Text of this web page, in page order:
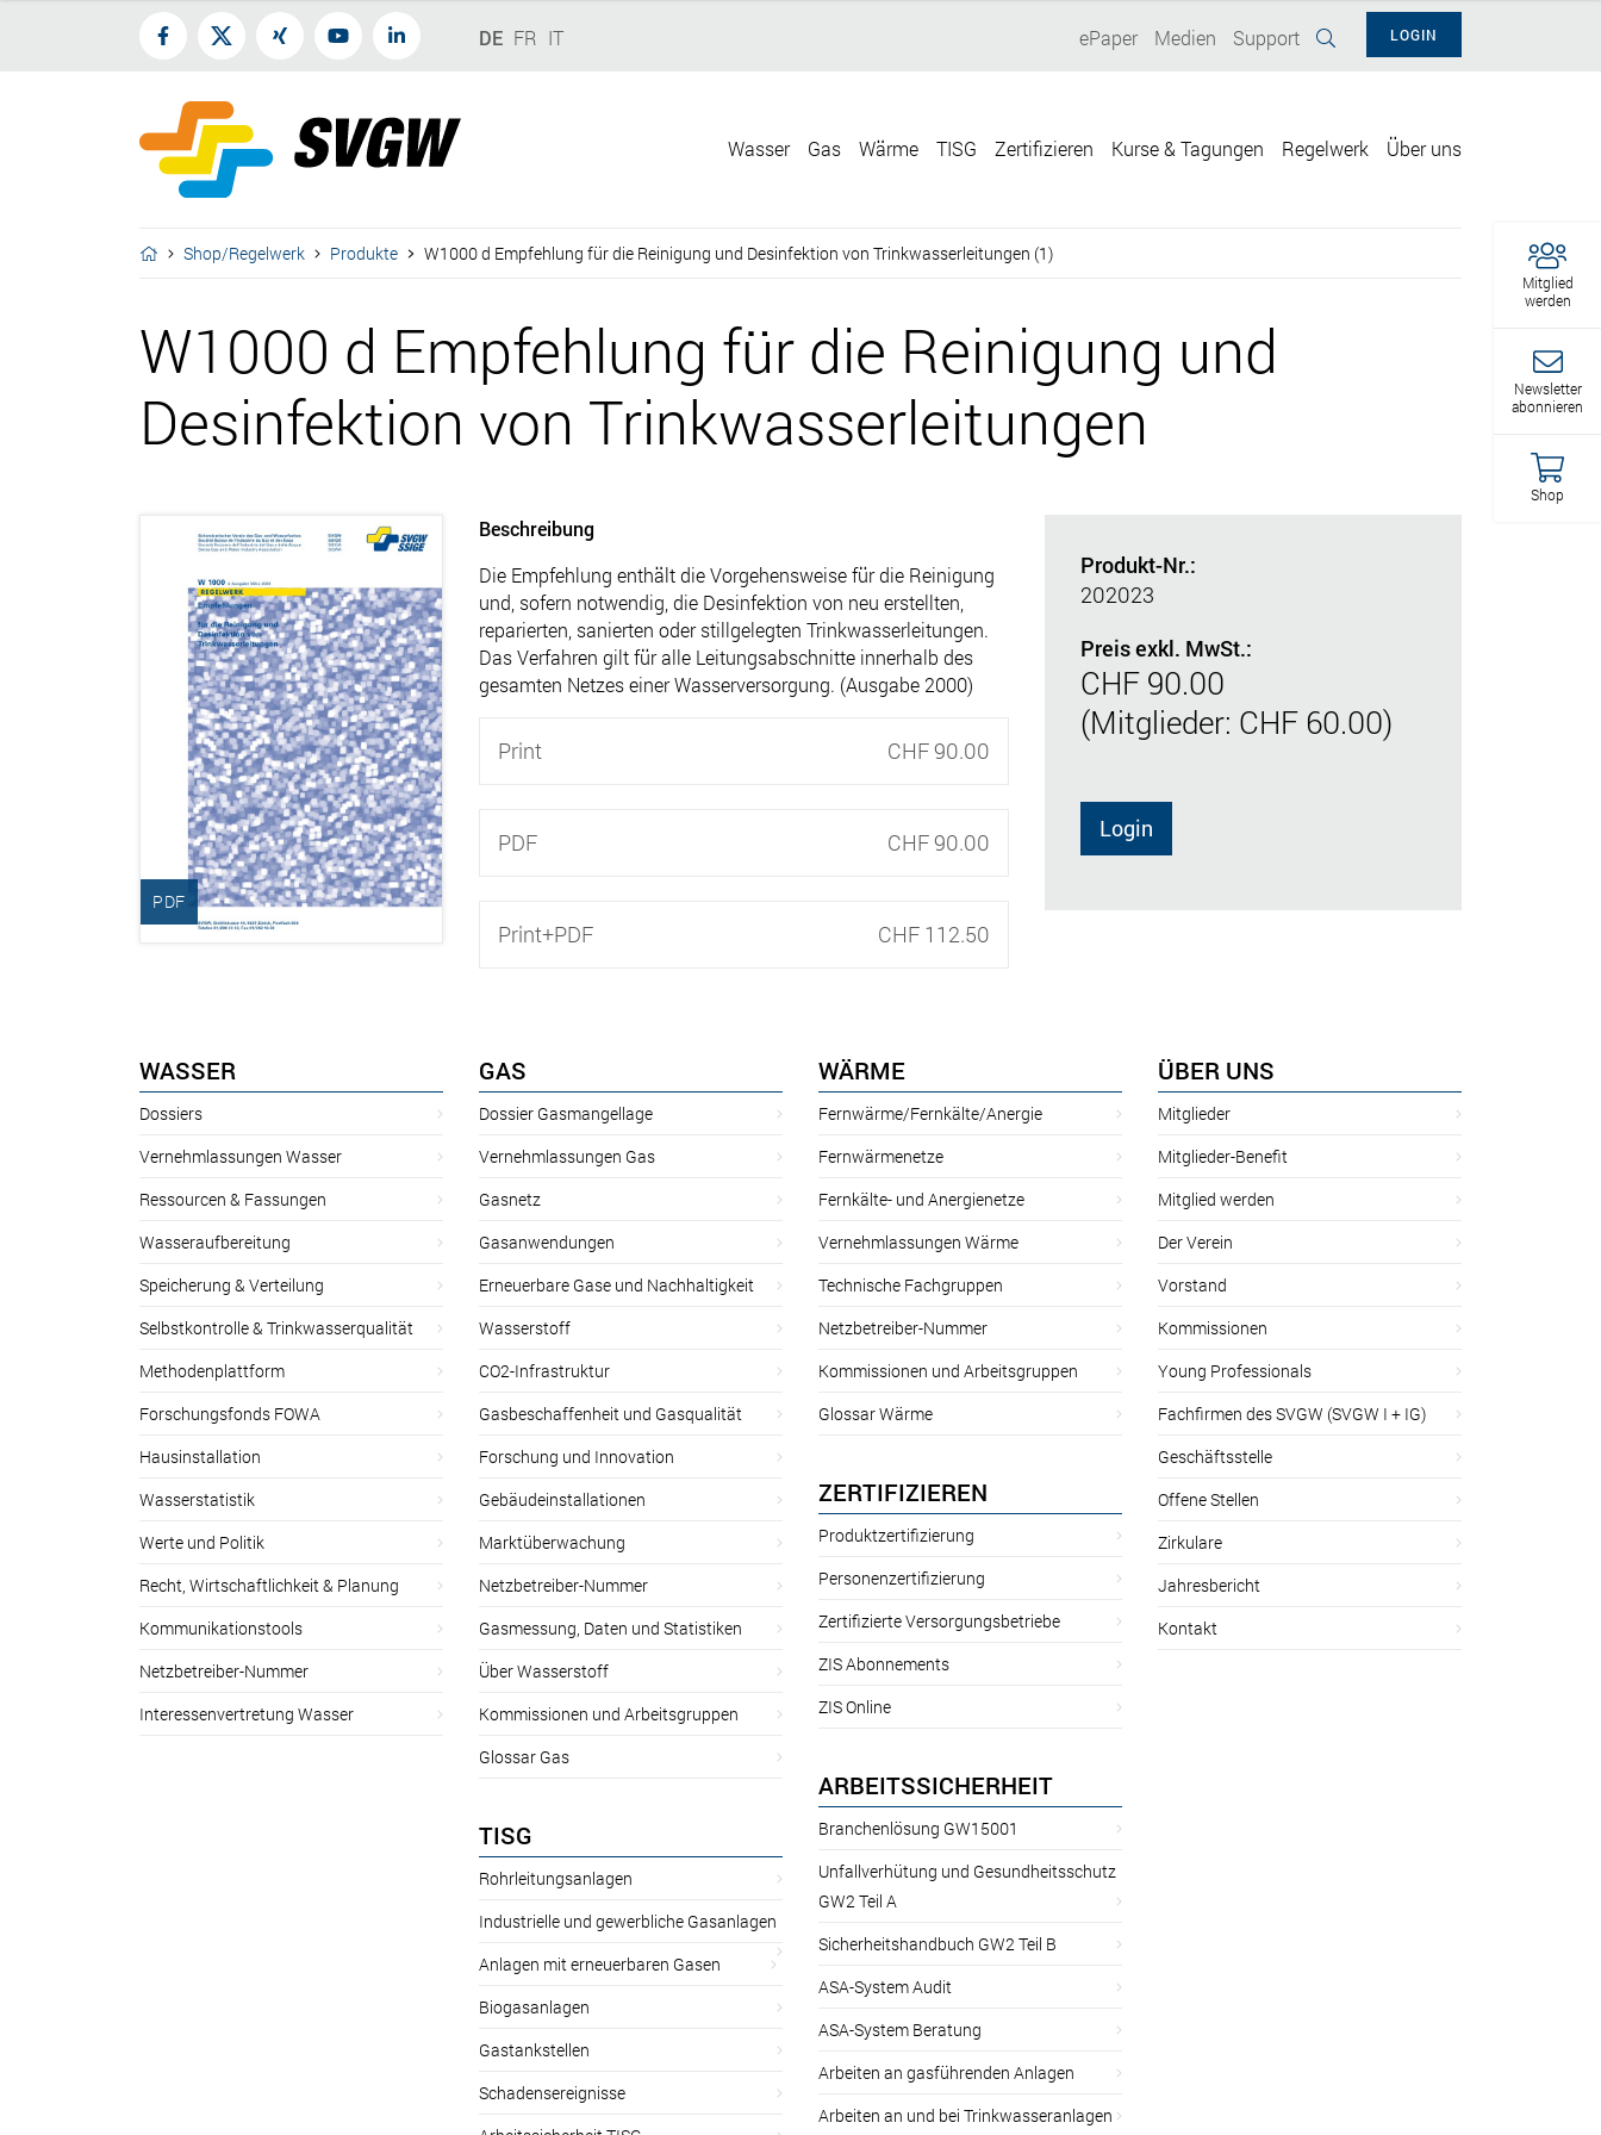
Mitglied
werden
Newsletter
abonnieren
Shop
DE FR IT LOGIN
ePaper Medien Support
Wasser Gas Wärme TISG Zertifizieren Kurse & Tagungen Regelwerk Über uns
Shop/Regelwerk Produkte W1000 d Empfehlung für die Reinigung und Desinfektion von Trinkwasserleitungen (1)
W1000 d Empfehlung für die Reinigung und
Desinfektion von Trinkwasserleitungen
PDF
Beschreibung
Die Empfehlung enthält die Vorgehensweise für die Reinigung
und, sofern notwendig, die Desinfektion von neu erstellten,
reparierten, sanierten oder stillgelegten Trinkwasserleitungen.
Das Verfahren gilt für alle Leitungsabschnitte innerhalb des
gesamten Netzes einer Wasserversorgung. (Ausgabe 2000)
Print CHF 90.00
PDF CHF 90.00
Print+PDF CHF 112.50
Produkt-Nr.:
202023
Preis exkl. MwSt.:
CHF 90.00
(Mitglieder: CHF 60.00)
Login
WASSER
Dossiers
Vernehmlassungen Wasser
Ressourcen & Fassungen
Wasseraufbereitung
Speicherung & Verteilung
Selbstkontrolle & Trinkwasserqualität
Methodenplattform
Forschungsfonds FOWA
Hausinstallation
Wasserstatistik
Werte und Politik
Recht, Wirtschaftlichkeit & Planung
Kommunikationstools
Netzbetreiber-Nummer
Interessenvertretung Wasser
GAS
Dossier Gasmangellage
Vernehmlassungen Gas
Gasnetz
Gasanwendungen
Erneuerbare Gase und Nachhaltigkeit
Wasserstoff
CO2-Infrastruktur
Gasbeschaffenheit und Gasqualität
Forschung und Innovation
Gebäudeinstallationen
Marktüberwachung
Netzbetreiber-Nummer
Gasmessung, Daten und Statistiken
Über Wasserstoff
Kommissionen und Arbeitsgruppen
Glossar Gas
TISG
Rohrleitungsanlagen
Industrielle und gewerbliche Gasanlagen
Anlagen mit erneuerbaren Gasen
Biogasanlagen
Gastankstellen
Schadensereignisse
WÄRME
Fernwärme/Fernkälte/Anergie
Fernwärmenetze
Fernkälte- und Anergienetze
Vernehmlassungen Wärme
Technische Fachgruppen
Netzbetreiber-Nummer
Kommissionen und Arbeitsgruppen
Glossar Wärme
ZERTIFIZIEREN
Produktzertifizierung
Personenzertifizierung
Zertifizierte Versorgungsbetriebe
ZIS Abonnements
ZIS Online
ARBEITSSICHERHEIT
Branchenlösung GW15001
Unfallverhütung und Gesundheitsschutz
GW2 Teil A
Sicherheitshandbuch GW2 Teil B
ASA-System Audit
ASA-System Beratung
Arbeiten an gasführenden Anlagen
Arbeiten an und bei Trinkwasseranlagen
ÜBER UNS
Mitglieder
Mitglieder-Benefit
Mitglied werden
Der Verein
Vorstand
Kommissionen
Young Professionals
Fachfirmen des SVGW (SVGW I + IG)
Geschäftsstelle
Offene Stellen
Zirkulare
Jahresbericht
Kontakt